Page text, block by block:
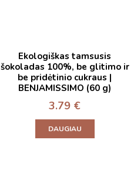
Ekologiškas tamsusis
šokoladas 100%, be glitimo ir
be pridėtinio cukraus |
BENJAMISSIMO (60 g)
3.79 €
DAUGIAU